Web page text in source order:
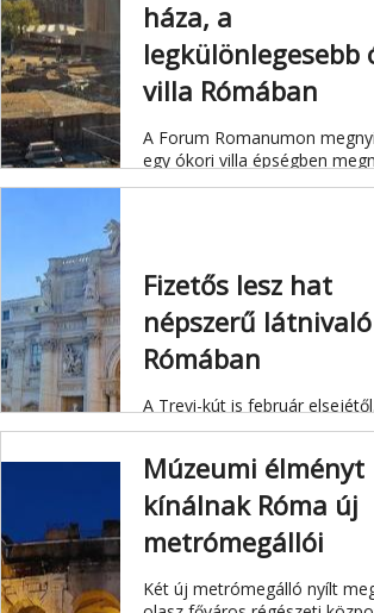
háza, a
legkülönlegesebb
villa Rómában
A Forum Romanumon
egy ókori villa épségben
termeit.
Fizetős lesz hat
népszerű látnivaló
Rómában
A Trevi-kút is február elsejétől.
Múzeumi élményt
kínálnak Róma új
metrómegállói
Két új metrómegálló nyílt